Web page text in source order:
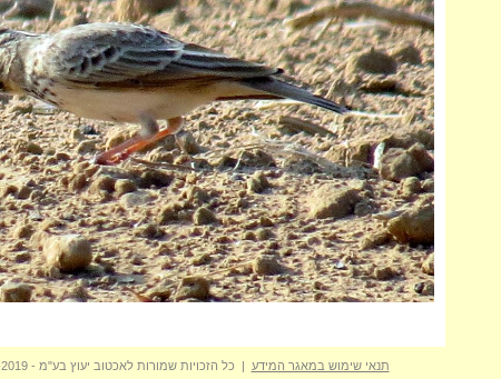
תנאי שימוש במאגר המידע | כל הזכויות שמורות לאכטוב יעוץ בע"מ - 2009-2019 © |